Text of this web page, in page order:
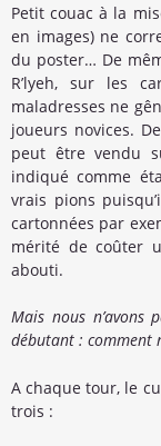
Petit couac à la
en images) ne
du poster… De
R’lyeh, sur les
maladresses ne
joueurs novices.
peut être vendu
indiqué comme
vrais pions
cartonnées par
mérité de coûter
abouti.
Mais nous
débutant : comment
A chaque tour, le
trois :